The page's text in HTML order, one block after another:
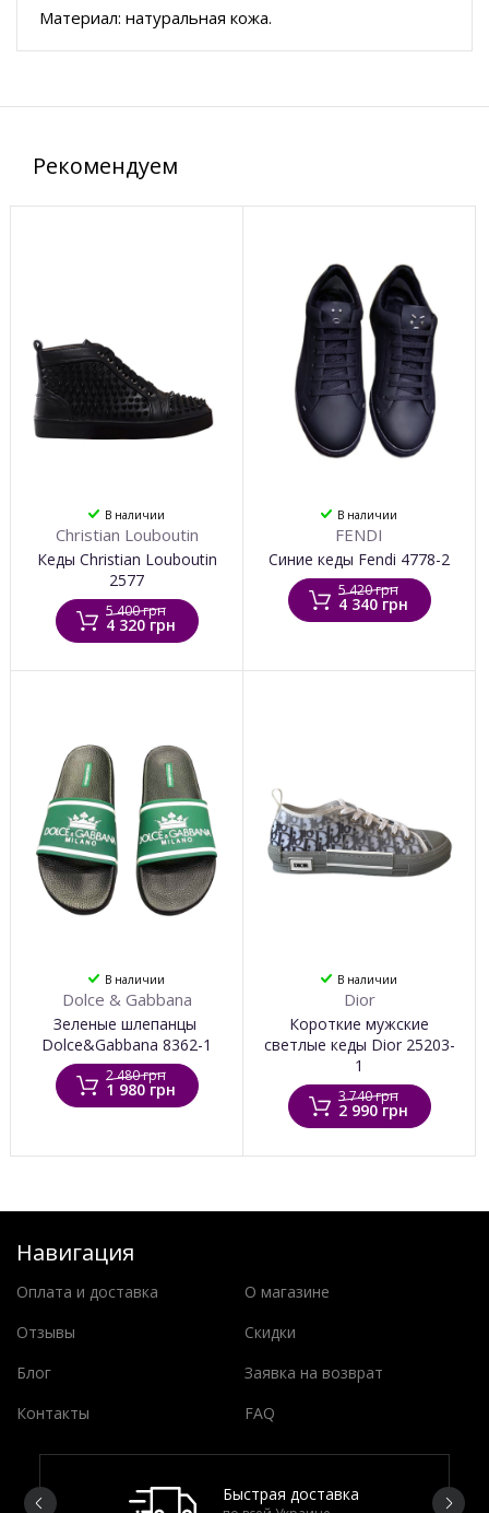
Материал: натуральная кожа.
Рекомендуем
В наличии
Christian Louboutin
Кеды Christian Louboutin
2577
5 400 грн
4 320 грн
В наличии
FENDI
Синие кеды Fendi 4778-2
5 420 грн
4 340 грн
В наличии
Dolce & Gabbana
Зеленые шлепанцы ​
Dolce&Gabbana 8362-1
2 480 грн
1 980 грн
В наличии
Dior
Короткие мужские
светлые кеды Dior 25203-
1
3 740 грн
2 990 грн
Навигация
Оплата и доставка
О магазине
Отзывы
Скидки
Блог
Заявка на возврат
Контакты
FAQ
Быстрая доставка